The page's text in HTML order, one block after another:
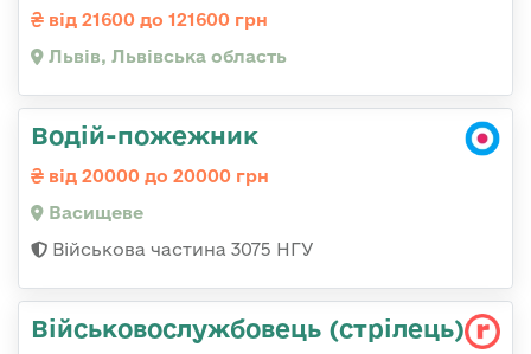
від 21600 до 121600 грн
Львів, Львівська область
Водій-пожежник
від 20000 до 20000 грн
Васищеве
Військова частина 3075 НГУ
Військовослужбовець (стрілець)